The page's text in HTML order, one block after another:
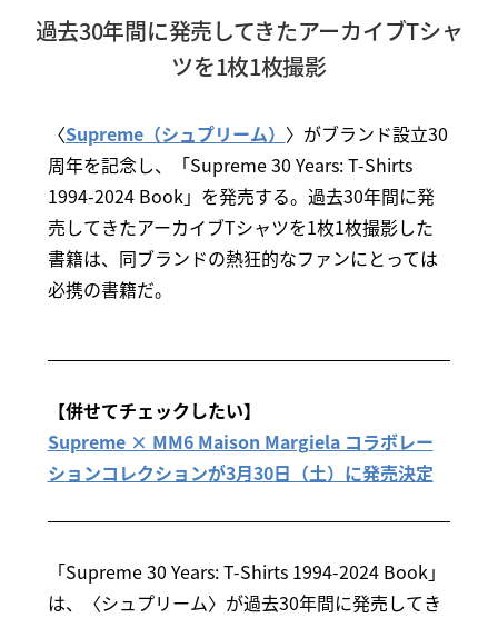
過去30年間に発売してきたアーカイブTシャ
ツを1枚1枚撮影
〈Supreme（シュプリーム） 〉がブランド設立30
周年を記念し、「Supreme 30 Years: T-Shirts
1994-2024 Book」を発売する。過去30年間に発
売してきたアーカイブTシャツを1枚1枚撮影した
書籍は、同ブランドの熱狂的なファンにとっては
必携の書籍だ。
【併せてチェックしたい】
Supreme × MM6 Maison Margiela コラボレー
ションコレクションが3月30日（土）に発売決定
「Supreme 30 Years: T-Shirts 1994-2024 Book」
は、〈シュプリーム〉が過去30年間に発売してき